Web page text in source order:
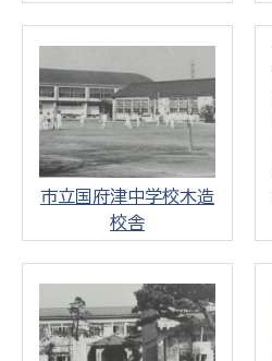
市立国府津中学校木造
校舎